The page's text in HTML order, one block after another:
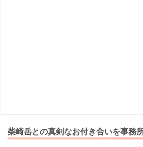
柴崎岳との真剣なお付き合いを事務